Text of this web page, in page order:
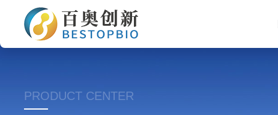
PRODUCT CENTER